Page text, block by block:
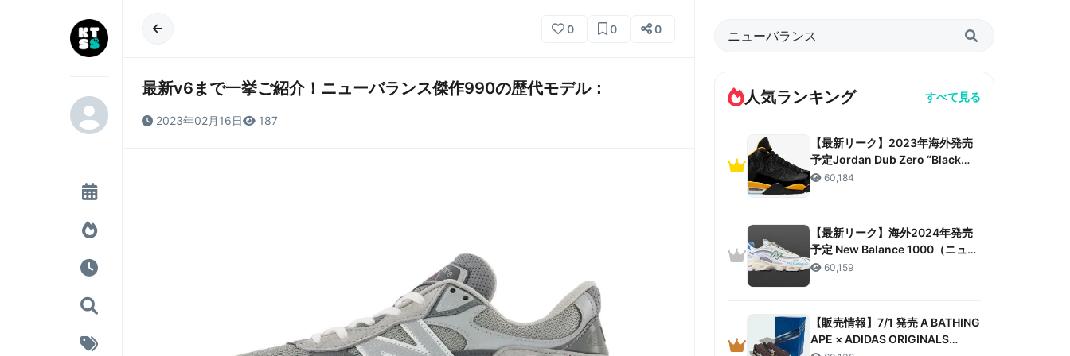
0 0 0
最新v6まで一挙ご紹介！ニューバランス傑作990の歴代モデル：
2023年02月16日 187
人気ランキング すべて見る
【最新リーク】2023年海外発売
予定Jordan Dub Zero “Black
Taxi”リーク情報まとめ
60,184
【最新リーク】海外2024年発売
予定 New Balance 1000（ニュー
バランス 1000）リーク情報まと
60,159
【販売情報】7/1 発売 A BATHING
APE × ADIDAS ORIGINALS